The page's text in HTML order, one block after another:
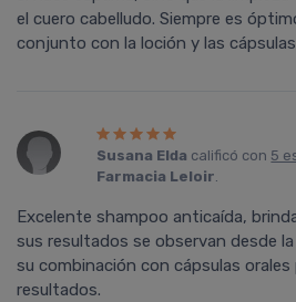
el cuero cabelludo. Siempre es
conjunto con la loción y las
Susana Elda calificó con 5
Farmacia Leloir.
Excelente shampoo anticaída,
sus resultados se observan desde
su combinación con cápsulas
resultados.